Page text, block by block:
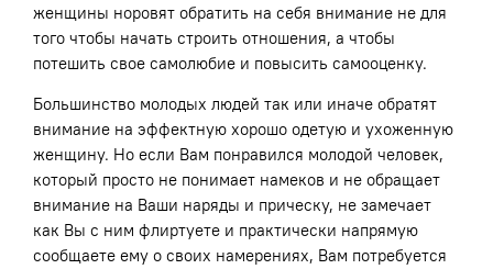
женщины норовят обратить на себя внимание не для
того чтобы начать строить отношения, а чтобы
потешить свое самолюбие и повысить самооценку.
Большинство молодых людей так или иначе обратят
внимание на эффектную хорошо одетую и ухоженную
женщину. Но если Вам понравился молодой человек,
который просто не понимает намеков и не обращает
внимание на Ваши наряды и прическу, не замечает
как Вы с ним флиртуете и практически напрямую
сообщаете ему о своих намерениях, Вам потребуется